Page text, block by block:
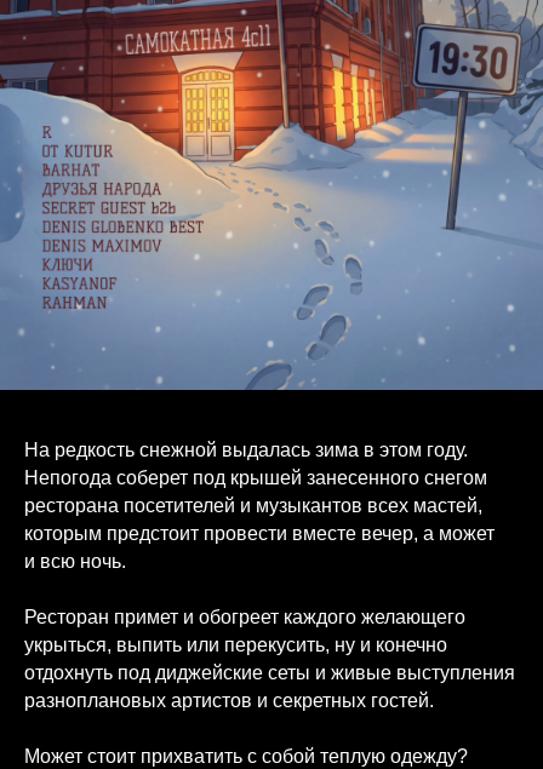
На редкость снежной выдалась зима в этом году.
Непогода соберет под крышей занесенного снегом
ресторана посетителей и музыкантов всех мастей,
которым предстоит провести вместе вечер, а может
и всю ночь.
Ресторан примет и обогреет каждого желающего
укрыться, выпить или перекусить, ну и конечно
отдохнуть под диджейские сеты и живые выступления
разноплановых артистов и секретных гостей.
Может стоит прихватить с собой теплую одежду?